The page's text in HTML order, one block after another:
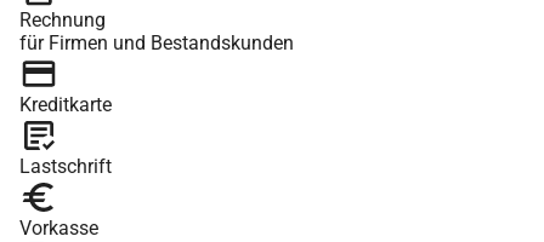
Rechnung
für Firmen und Bestandskunden
Kreditkarte
Lastschrift
Vorkasse